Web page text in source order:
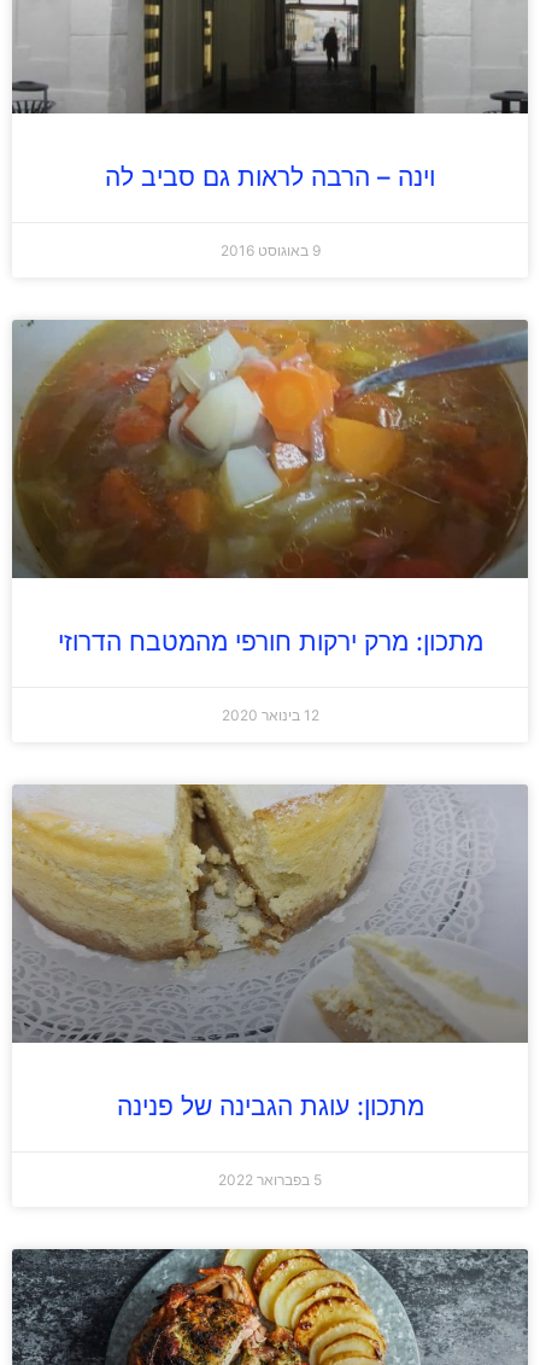
וינה – הרבה לראות גם סביב לה
9 באוגוסט 2016
מתכון: מרק ירקות חורפי מהמטבח הדרוזי
12 בינואר 2020
מתכון: עוגת הגבינה של פנינה
5 בפברואר 2022